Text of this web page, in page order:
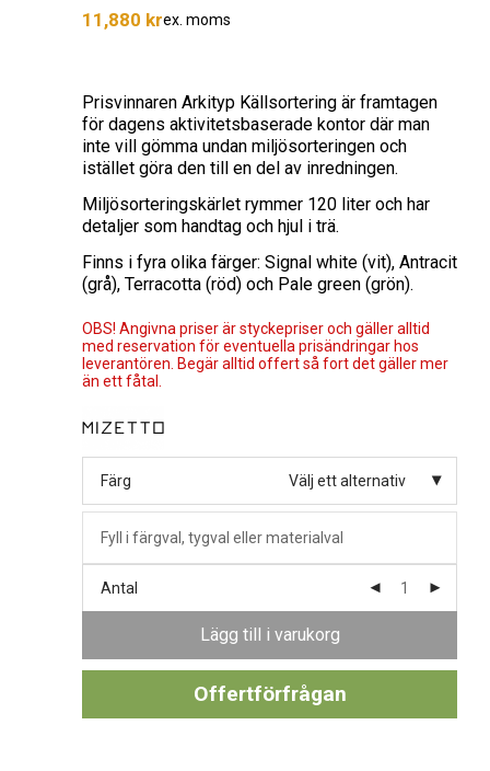
11,880 krex. moms
Prisvinnaren Arkityp Källsortering är framtagen
för dagens aktivitetsbaserade kontor där man
inte vill gömma undan miljösorteringen och
istället göra den till en del av inredningen.
Miljösorteringskärlet rymmer 120 liter och har
detaljer som handtag och hjul i trä.
Finns i fyra olika färger: Signal white (vit), Antracit
(grå), Terracotta (röd) och Pale green (grön).
OBS! Angivna priser är styckepriser och gäller alltid
med reservation för eventuella prisändringar hos
leverantören. Begär alltid offert så fort det gäller mer
än ett fåtal.
Färg Välj ett alternativ
Antal
Lägg till i varukorg
Offertförfrågan